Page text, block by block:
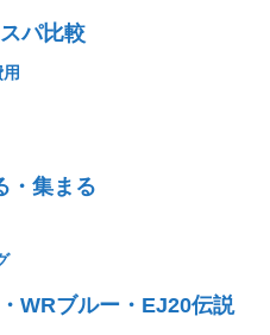
パ比較
・集まる
WRブルー・EJ20伝説